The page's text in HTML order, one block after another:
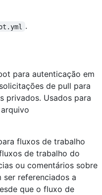
.
para autenticação em
de pull para
privados. Usados para
fluxos de trabalho
de trabalho do
ou comentários sobre
referenciados a
que o fluxo de